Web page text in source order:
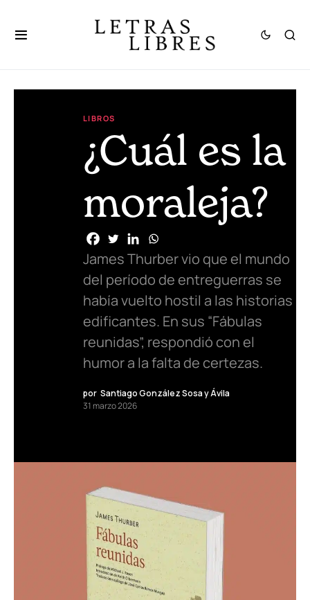
LIBROS
¿Cuál es la
moraleja?
James Thurber vio que el mundo
del período de entreguerras se
había vuelto hostil a las historias
edificantes. En sus “Fábulas
reunidas”, respondió con el
humor a la falta de certezas.
por Santiago González Sosa y Ávila
31 marzo 2026